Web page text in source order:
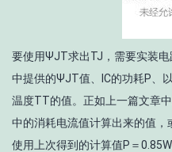
要使用ΨJT求出TJ ，需要实装
中提供的ΨJT值、IC的功耗P、
温度TT的值。正如上一篇文章
中的消耗电流值计算出来的值，
使用上次得到的计算值P＝